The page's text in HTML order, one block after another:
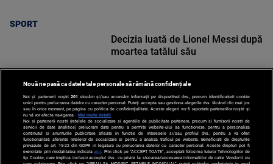
SPORT
SPORT
Decizia luată de Lionel Messi după
moartea tatălui său
Nouă ne pasă ca datele tale personale să rămână confidențiale
Noi și partenerii noștri 201 stocăm și/sau accesăm informații pe dispozitivul dvs., precum identificatorii cookie
unici pentru prelucrarea datelor cu caracter personal. Puteți accepta sau gestiona alegerile dvs. făcând clic mai jos
sau în orice moment, pe pagina cu politica de confidențialitate. Aceste alegeri vor fi raportate partenerilor noștri și
nu vă vor afecta navigarea.
Mai multe detalii
Noi si partenerii nostri (retelele de socializare si agentiile de publicitate partenere, precum si furnizorii nostri de
servicii de date analitice) prelucram date pentru a permite website-ului sa functioneze, pentru a personaliza
continutul si anunturile publicitare afisate in functie de interesele si/sau profilul dvs., pentru a va oferi
functionalitati aferente retelelor de socializare si pentru a analiza traficul pe website. Beneficiati de drepturile
prevazute de art. 15-22 din GDPR in legatura cu prelucrarea datelor cu caracter personal. Aceste drepturi pot fi
exercitate prin modalitatea indicataaici . Prin click pe “ACCEPT TOATE”, acceptati folosirea tuturor Tehnologiilor de
tip Cookie, care implica inclusiv acceptul dvs. cu privire la stocarea/accesarea informatiilor de catre Vendor-ii cu